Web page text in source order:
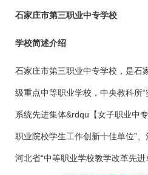
石家庄市第三职业中专学校
学校简述介绍
石家庄市第三职业中专学校，是石
级重点中等职业学校，中央教科所
系统先进集体&rdqu【女子职业中
职业院校学生工作创新十佳单位”、
河北省“中等职业学校教学改革先进